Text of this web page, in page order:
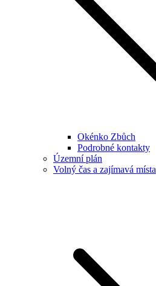
Okénko Zbůch
Podrobné kontakty
Územní plán
Volný čas a zajímavá místa